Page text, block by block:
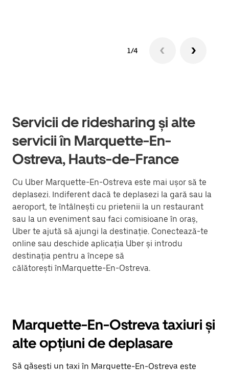
1/4
Servicii de ridesharing și alte
servicii în Marquette-En-
Ostreva, Hauts-de-France
Cu Uber Marquette-En-Ostreva este mai ușor să te
deplasezi. Indiferent dacă te deplasezi la gară sau la
aeroport, te întâlnești cu prietenii la un restaurant
sau la un eveniment sau faci comisioane în oraș,
Uber te ajută să ajungi la destinație. Conectează-te
online sau deschide aplicația Uber și introdu
destinația pentru a începe să
călătorești înMarquette-En-Ostreva.
Marquette-En-Ostreva taxiuri și
alte opțiuni de deplasare
Să găsești un taxi în Marquette-En-Ostreva este